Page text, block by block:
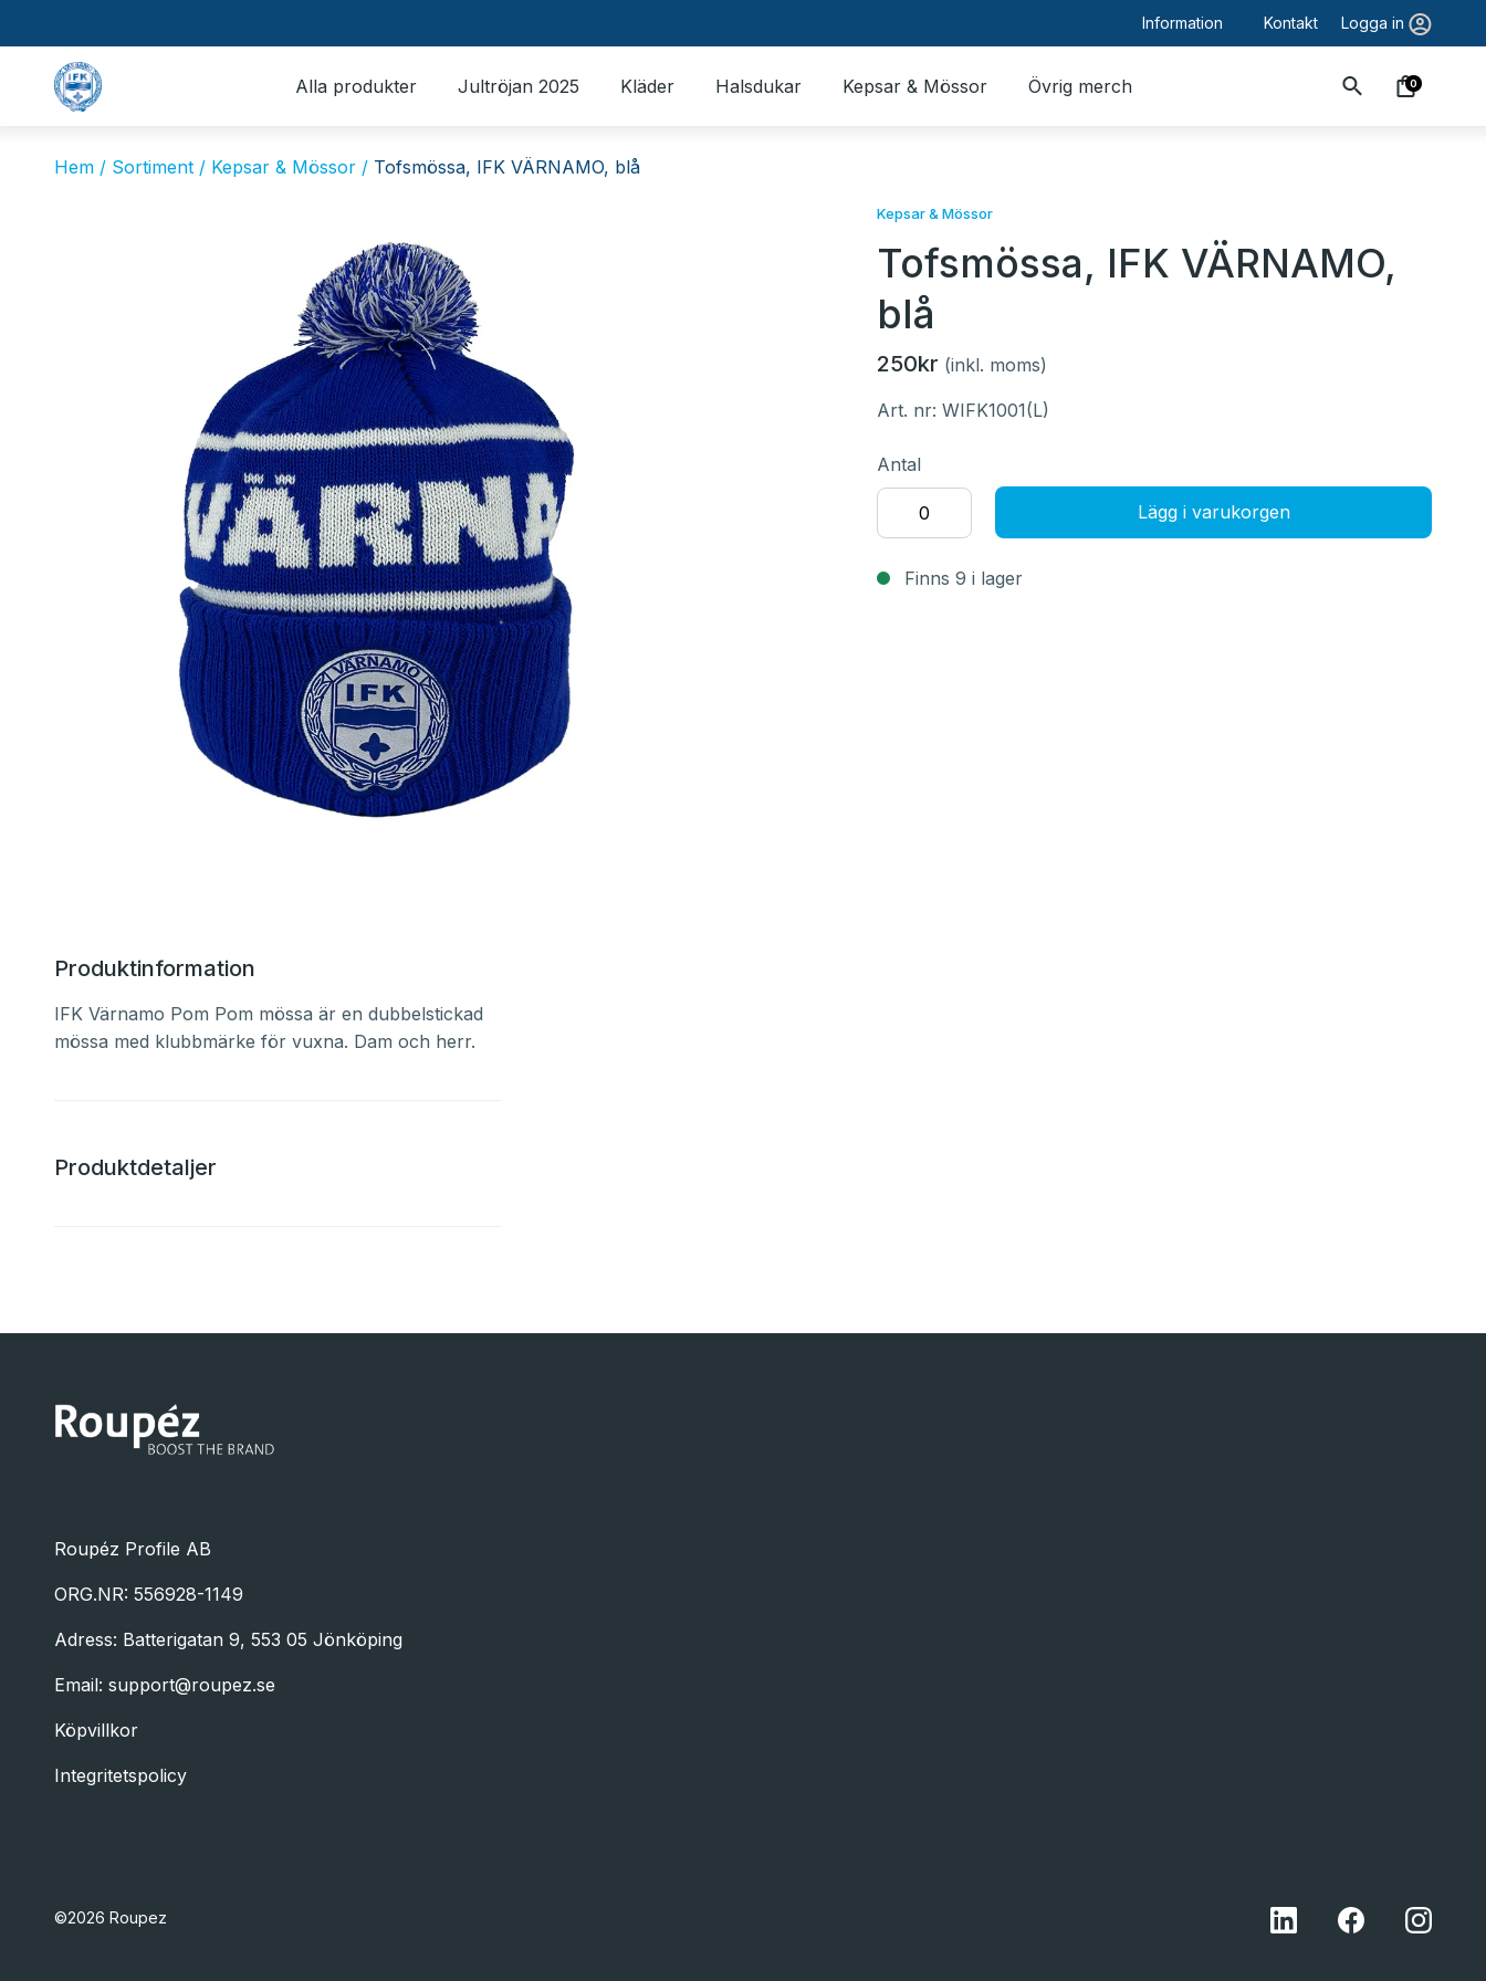
Information Kontakt Logga in
Alla produkter Jultröjan 2025 Kläder Halsdukar Kepsar & Mössor Övrig merch 0
Hem / Sortiment / Kepsar & Mössor / Tofsmössa, IFK VÄRNAMO, blå
Produktinformation
IFK Värnamo Pom Pom mössa är en dubbelstickad
mössa med klubbmärke för vuxna. Dam och herr.
Produktdetaljer
Kepsar & Mössor
Tofsmössa, IFK VÄRNAMO,
blå
250kr (inkl. moms)
Art. nr:WIFK1001(L)
Antal
Lägg i varukorgen
Finns 9 i lager
Roupéz Profile AB
ORG.NR: 556928-1149
Adress: Batterigatan 9, 553 05 Jönköping
Email: support@roupez.se
Köpvillkor
Integritetspolicy
©2026 Roupez